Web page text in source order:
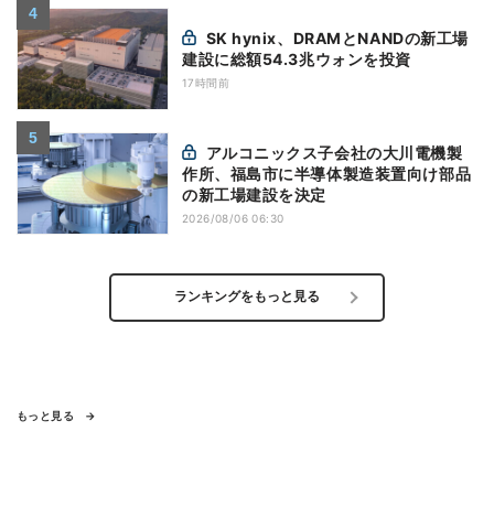
建設に総額54.3兆ウォンを投資
17時間前
作所、福島市に半導体製造装置向け部品
の新工場建設を決定
2026/08/06 06:30
ランキングをもっと見る
もっと見る